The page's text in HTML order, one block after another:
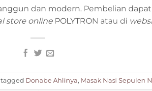
dan modern. Pembelian
store onlinePOLYTRON atau di
Donabe Ahlinya, Masak Nasi Sepulen